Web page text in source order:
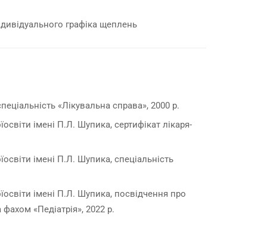
графіка щеплень
«Лікувальна справа», 2000 р.
імені П.Л. Шупика, сертифікат лікаря-
імені П.Л. Шупика, спеціальність
імені П.Л. Шупика, посвідчення про
фахом «Педіатрія», 2022 р.